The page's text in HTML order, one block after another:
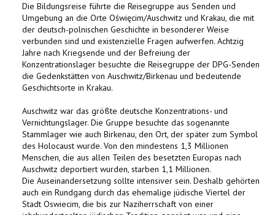
Die Bildungsreise führte die Reisegruppe aus Senden und
Umgebung an die Orte Oświęcim/Auschwitz und Krakau, die mit
der deutsch-polnischen Geschichte in besonderer Weise
verbunden sind und existenzielle Fragen aufwerfen. Achtzig
Jahre nach Kriegsende und der Befreiung der
Konzentrationslager besuchte die Reisegruppe der DPG-Senden
die Gedenkstätten von Auschwitz/Birkenau und bedeutende
Geschichtsorte in Krakau.
Auschwitz war das größte deutsche Konzentrations- und
Vernichtungslager. Die Gruppe besuchte das sogenannte
Stammlager wie auch Birkenau, den Ort, der später zum Symbol
des Holocaust wurde. Von den mindestens 1,3 Millionen
Menschen, die aus allen Teilen des besetzten Europas nach
Auschwitz deportiert wurden, starben 1,1 Millionen.
Die Auseinandersetzung sollte intensiver sein. Deshalb gehörten
auch ein Rundgang durch das ehemalige jüdische Viertel der
Stadt Oswiecim, die bis zur Naziherrschaft von einer